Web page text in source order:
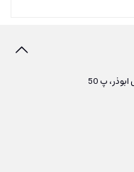
دفتر مرکزی: تهران، خ خواجه عبدالله، نبش ابوذر، پ 50